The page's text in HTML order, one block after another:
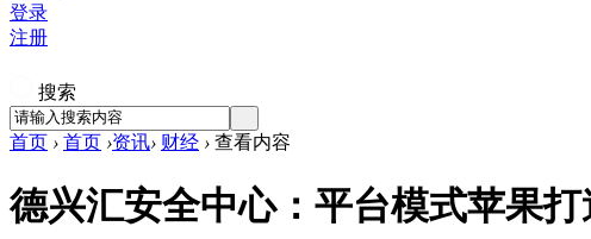
登录
注册
搜索
首页 › 首页 ›资讯› 财经 › 查看内容
德兴汇安全中心：平台模式苹果